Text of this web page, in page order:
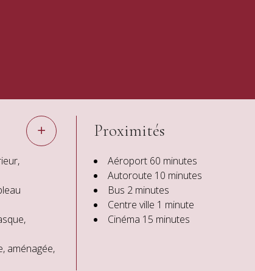
aménagée,
Proximités
Aéroport 60 minutes
Autoroute 10 minutes
Bus 2 minutes
Centre ville 1 minute
Cinéma 15 minutes